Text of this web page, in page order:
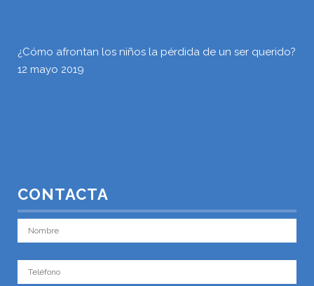
¿Cómo afrontan los niños la pérdida de un ser querido?
12 mayo 2019
CONTACTA